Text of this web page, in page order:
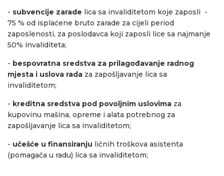
- subvencije zarade lica sa invaliditetom koje zaposli -
75 % od isplaćene bruto zarade za cijeli period
zaposlenosti, za poslodavca koji zaposli lice sa najmanje
50% invaliditeta;
- bespovratna sredstva za prilagođavanje radnog
mjesta i uslova rada za zapošljavanje lica sa
invaliditetom;
- kreditna sredstva pod povoljnim uslovima za
kupovinu mašina, opreme i alata potrebnog za
zapošljavanje lica sa invaliditetom;
- učešće u finansiranju ličnih troškova asistenta
(pomagača u radu) lica sa invaliditetom;